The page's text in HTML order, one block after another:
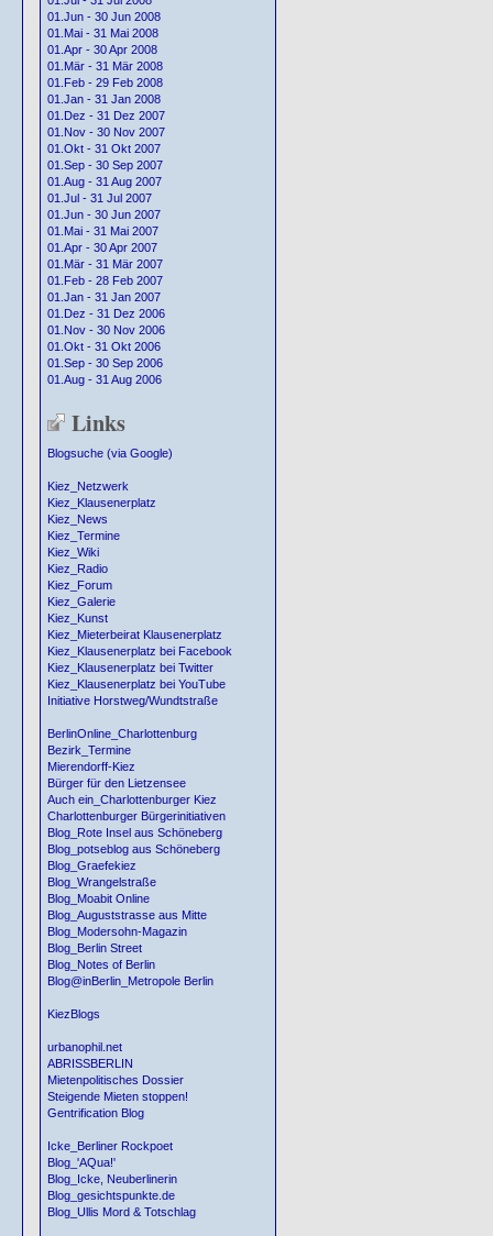
01.Jun - 30 Jun 2008
01.Mai - 31 Mai 2008
01.Apr - 30 Apr 2008
01.Mär - 31 Mär 2008
01.Feb - 29 Feb 2008
01.Jan - 31 Jan 2008
01.Dez - 31 Dez 2007
01.Nov - 30 Nov 2007
01.Okt - 31 Okt 2007
01.Sep - 30 Sep 2007
01.Aug - 31 Aug 2007
01.Jul - 31 Jul 2007
01.Jun - 30 Jun 2007
01.Mai - 31 Mai 2007
01.Apr - 30 Apr 2007
01.Mär - 31 Mär 2007
01.Feb - 28 Feb 2007
01.Jan - 31 Jan 2007
01.Dez - 31 Dez 2006
01.Nov - 30 Nov 2006
01.Okt - 31 Okt 2006
01.Sep - 30 Sep 2006
01.Aug - 31 Aug 2006
Links
Blogsuche (via Google)
Kiez_Netzwerk
Kiez_Klausenerplatz
Kiez_News
Kiez_Termine
Kiez_Wiki
Kiez_Radio
Kiez_Forum
Kiez_Galerie
Kiez_Kunst
Kiez_Mieterbeirat Klausenerplatz
Kiez_Klausenerplatz bei Facebook
Kiez_Klausenerplatz bei Twitter
Kiez_Klausenerplatz bei YouTube
Initiative Horstweg/Wundtstraße
BerlinOnline_Charlottenburg
Bezirk_Termine
Mierendorff-Kiez
Bürger für den Lietzensee
Auch ein_Charlottenburger Kiez
Charlottenburger Bürgerinitiativen
Blog_Rote Insel aus Schöneberg
Blog_potseblog aus Schöneberg
Blog_Graefekiez
Blog_Wrangelstraße
Blog_Moabit Online
Blog_Auguststrasse aus Mitte
Blog_Modersohn-Magazin
Blog_Berlin Street
Blog_Notes of Berlin
Blog@inBerlin_Metropole Berlin
KiezBlogs
urbanophil.net
ABRISSBERLIN
Mietenpolitisches Dossier
Steigende Mieten stoppen!
Gentrification Blog
Icke_Berliner Rockpoet
Blog_'AQua!'
Blog_Icke, Neuberlinerin
Blog_gesichtspunkte.de
Blog_Ullis Mord & Totschlag